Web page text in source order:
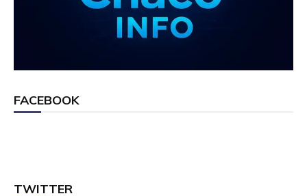
FACEBOOK
TWITTER